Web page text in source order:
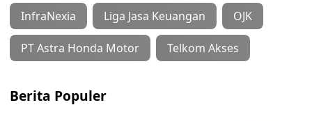
InfraNexia Liga Jasa Keuangan OJK
PT Astra Honda Motor Telkom Akses
Berita Populer